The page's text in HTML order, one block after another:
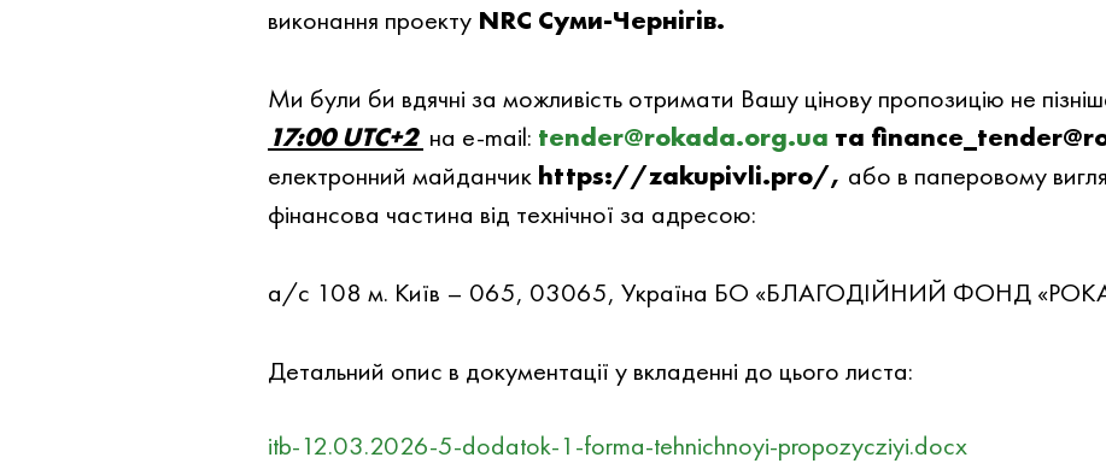
виконання проекту NRC Суми-Чернігів.
Ми були би вдячнi за можливiсть отримати Вашу цiнову пропозицiю не
17:00 UTC+2 на e-mail: tender@rokada.org.ua та
електронний майданчик https://zakupivli.pro/, або в паперовому
фінансова частина від технічної за адресою:
а/с 108 м. Київ – 065, 03065, Україна БО «БЛАГОДІЙНИЙ ФОНД
Детальний опис в документацiї у вкладеннi до цього листа:
itb-12.03.2026-5-dodatok-1-forma-tehnichnoyi-propozycziyi.docx